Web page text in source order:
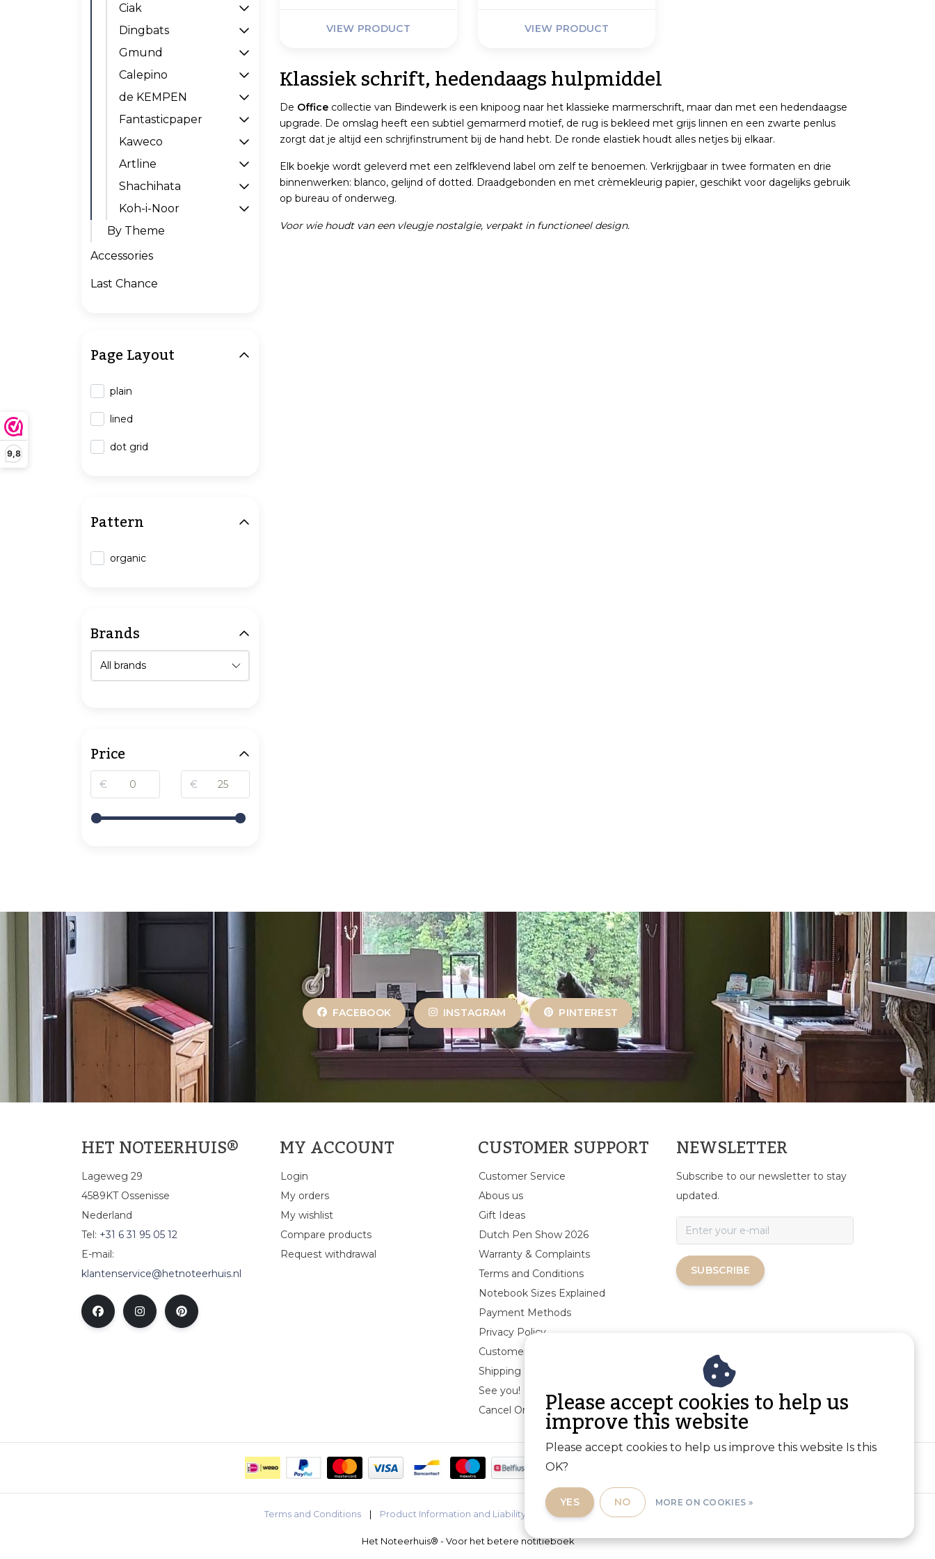
9,8
VIEW PRODUCT VIEW PRODUCT
Klassiek schrift, hedendaags hulpmiddel
De Office collectie van Bindewerk is een knipoog naar het klassieke marmerschrift, maar dan met een hedendaagse
upgrade. De omslag heeft een subtiel gemarmerd motief, de rug is bekleed met grijs linnen en een zwarte penlus
zorgt dat je altijd een schrijfinstrument bij de hand hebt. De ronde elastiek houdt alles netjes bij elkaar.
Elk boekje wordt geleverd met een zelfklevend label om zelf te benoemen. Verkrijgbaar in twee formaten en drie
binnenwerken: blanco, gelijnd of dotted. Draadgebonden en met crèmekleurig papier, geschikt voor dagelijks gebruik
op bureau of onderweg.
Voor wie houdt van een vleugje nostalgie, verpakt in functioneel design.
Ciak
Dingbats
Gmund
Calepino
de KEMPEN
Fantasticpaper
Kaweco
Artline
Shachihata
Koh-i-Noor
By Theme
Accessories
Last Chance
Page Layout
plain
lined
dot grid
Pattern
organic
Brands
Price
€ €
FACEBOOK INSTAGRAM PINTEREST
HET NOTEERHUIS®
Lageweg 29
4589KT Ossenisse
Nederland
Tel: +31 6 31 95 05 12
E-mail:
klantenservice@hetnoteerhuis.nl
MY ACCOUNT
Login
My orders
My wishlist
Compare products
Request withdrawal
CUSTOMER SUPPORT
Customer Service
Abous us
Gift Ideas
Dutch Pen Show 2026
Warranty & Complaints
Terms and Conditions
Notebook Sizes Explained
Payment Methods
Privacy Policy
Customer Reviews
Shipping & returns
See you!
Cancel Order
NEWSLETTER
Subscribe to our newsletter to stay
updated.
SUBSCRIBE
Terms and Conditions Product Information and Liability Privacy Policy | RSS Feed
Please accept cookies to help us
improve this website
Please accept cookies to help us improve this website Is this
OK?
YES NO MORE ON COOKIES »